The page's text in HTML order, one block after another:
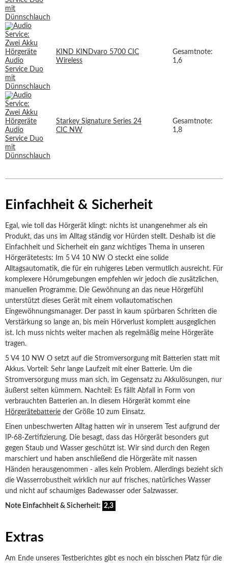
KIND KINDvaro 5700 CIC
Wireless
Gesamtnote:
1,6
Starkey Signature Series 24
CIC NW
Gesamtnote:
1,8
Einfachheit & Sicherheit
Egal, wie toll das Hörgerät klingt: nichts ist unangenehmer als ein
Produkt, das uns im Alltag ständig vor Hürden stellt. Deshalb ist die
Einfachheit und Sicherheit ein ganz wichtiges Thema in unseren
Hörgerätetests: Im 5 V4 10 NW O steckt eine solide
Alltagsautomatik, die für ein ruhigeres Leben vermutlich ausreicht. Für
komplexere Hörumgebungen empfehlen wir jedoch die zusätzlichen,
manuellen Programme. Die Gewöhnung an das neue Hörgefühl
unterstützt dieses Gerät mit einem vollautomatischen
Eingewöhnungsmanager. Der passt in kaum spürbaren Schritten die
Verstärkung so lange an, bis mein Hörverlust komplett ausgeglichen
ist. Ich muss nichts weiter machen als regelmäßig meine Hörgeräte
tragen.
5 V4 10 NW O setzt auf die Stromversorgung mit Batterien statt mit
Akkus. Vorteil: Sehr lange Laufzeit mit einer Batterie. Um die
Stromversorgung muss man sich, im Gegensatz zu Akkulösungen, nur
äußerst selten kümmern. Nachteil: Es fällt Abfall in Form von
verbrauchten Batterien an. In diesem Hörgerät kommt eine
Hörgerätebatterie der Größe 10 zum Einsatz.
Einen unbeschwerten Alltag hatten wir in unserem Test aufgrund der
IP-68-Zertifizierung. Die besagt, dass das Hörgerät besonders gut
gegen Staub und Wasser geschützt ist. Wir sind durch den Regen
marschiert und haben anschließend die Hörgeräte mit nassen
Händen herausgenommen - alles kein Problem. Allerdings bezieht sich
die Wasserrobustheit wirklich nur auf frisches, natürliches Wasser
und nicht auf schaumiges Badewasser oder Salzwasser.
Note Einfachheit & Sicherheit: 2,3
Extras
Am Ende unseres Testberichtes gibt es noch ein bisschen Platz für die